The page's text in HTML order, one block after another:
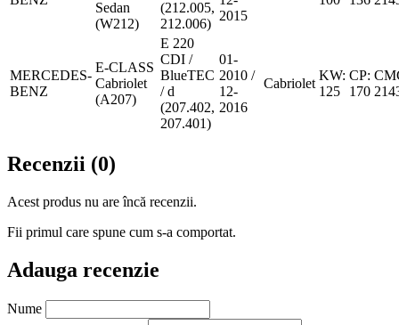
Sedan
(W212)
(212.005,
212.006)
2015
MERCEDES-
BENZ
E-CLASS
Cabriolet
(A207)
E 220
CDI /
BlueTEC
/ d
(207.402,
207.401)
01-
2010 /
12-
2016
Cabriolet
KW:
125
CP:
170
Recenzii (0)
Acest produs nu are încă recenzii.
Fii primul care spune cum s-a comportat.
Adauga recenzie
Nume